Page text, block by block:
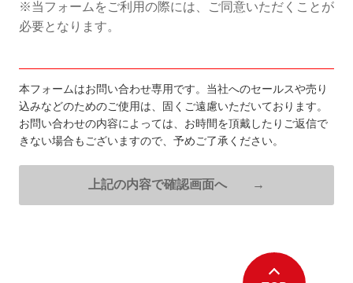
※当フォームをご利用の際には、ご同意いただくことが
必要となります。
本フォームはお問い合わせ専用です。当社へのセールスや売り
込みなどのためのご使用は、固くご遠慮いただいております。
お問い合わせの内容によっては、お時間を頂戴したりご返信で
きない場合もございますので、予めご了承ください。